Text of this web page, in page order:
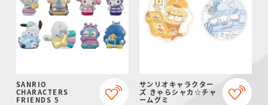
SANRIO
CHARACTERS
FRIENDS 5
サンリオキャラクター
ズ きゃらシャカ☆チャ
ームグミ